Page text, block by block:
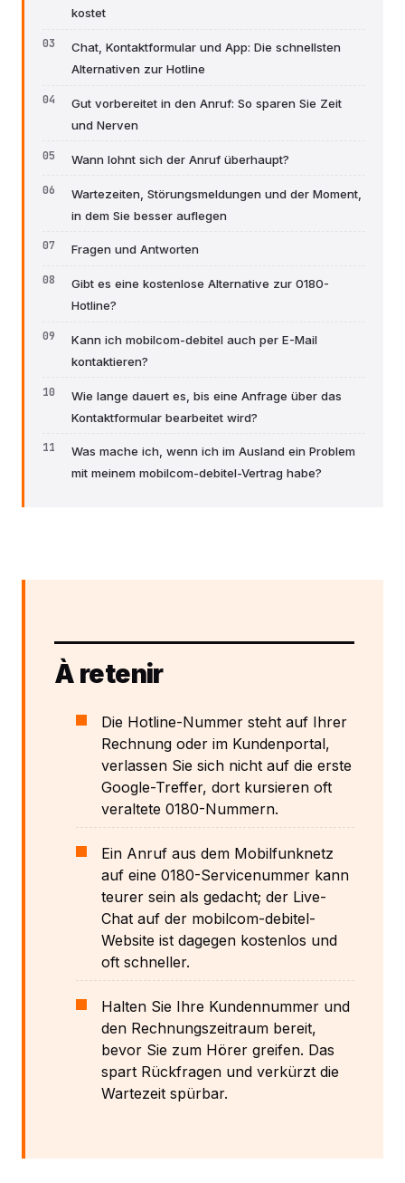
kostet
Chat, Kontaktformular und App: Die schnellsten
Alternativen zur Hotline
Gut vorbereitet in den Anruf: So sparen Sie Zeit
und Nerven
Wann lohnt sich der Anruf überhaupt?
Wartezeiten, Störungsmeldungen und der Moment,
in dem Sie besser auflegen
Fragen und Antworten
Gibt es eine kostenlose Alternative zur 0180-
Hotline?
Kann ich mobilcom-debitel auch per E-Mail
kontaktieren?
Wie lange dauert es, bis eine Anfrage über das
Kontaktformular bearbeitet wird?
Was mache ich, wenn ich im Ausland ein Problem
mit meinem mobilcom-debitel-Vertrag habe?
À retenir
Die Hotline-Nummer steht auf Ihrer
Rechnung oder im Kundenportal,
verlassen Sie sich nicht auf die erste
Google-Treffer, dort kursieren oft
veraltete 0180-Nummern.
Ein Anruf aus dem Mobilfunknetz
auf eine 0180-Servicenummer kann
teurer sein als gedacht; der Live-
Chat auf der mobilcom-debitel-
Website ist dagegen kostenlos und
oft schneller.
Halten Sie Ihre Kundennummer und
den Rechnungszeitraum bereit,
bevor Sie zum Hörer greifen. Das
spart Rückfragen und verkürzt die
Wartezeit spürbar.